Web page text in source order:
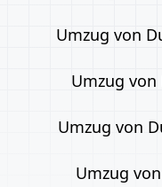
Umzug von
Umzug
Umzug von
Umzug